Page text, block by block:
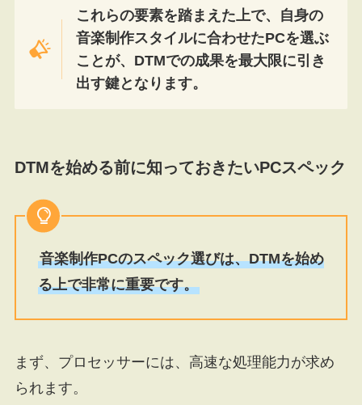
これらの要素を踏まえた上で、自身の
音楽制作スタイルに合わせたPCを選ぶ
ことが、DTMでの成果を最大限に引き
出す鍵となります。
DTMを始める前に知っておきたいPCスペック
音楽制作PCのスペック選びは、DTMを始め
る上で非常に重要です。
まず、プロセッサーには、高速な処理能力が求め
られます。